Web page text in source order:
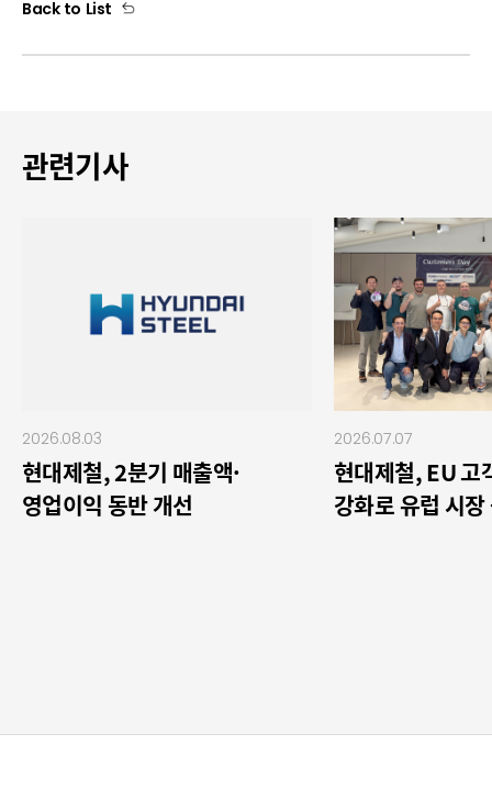
Back to List
관련기사
2026.08.03
현대제철, 2분기 매출액·
영업이익 동반 개선
2026.07.07
현대제철, EU 고
강화로 유럽 시장